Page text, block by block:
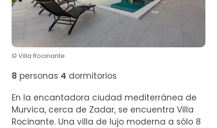
© Villa Rocinante
8 personas 4 dormitorios
En la encantadora ciudad mediterránea de
Murvica, cerca de Zadar, se encuentra Villa
Rocinante. Una villa de lujo moderna a sólo 8